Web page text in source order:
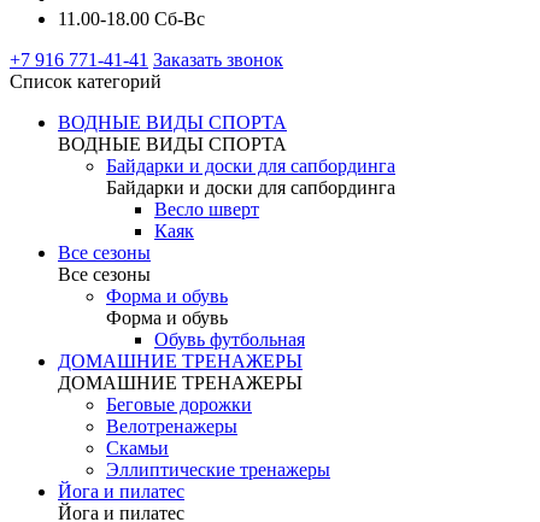
11.00-18.00 Сб-Вс
+7 916 771-41-41 Заказать звонок
Список категорий
ВОДНЫЕ ВИДЫ СПОРТА
ВОДНЫЕ ВИДЫ СПОРТА
Байдарки и доски для сапбординга
Байдарки и доски для сапбординга
Весло шверт
Каяк
Все сезоны
Все сезоны
Форма и обувь
Форма и обувь
Обувь футбольная
ДОМАШНИЕ ТРЕНАЖЕРЫ
ДОМАШНИЕ ТРЕНАЖЕРЫ
Беговые дорожки
Велотренажеры
Скамьи
Эллиптические тренажеры
Йога и пилатес
Йога и пилатес